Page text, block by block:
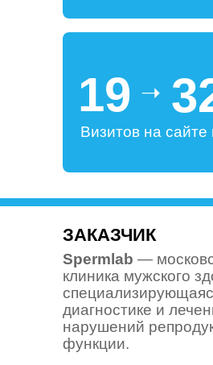
Spermlab —
клиника мужского
диагностике и
нарушений
функции.
ЗАКАЗЧИК
19
Визитов на сайте
➝